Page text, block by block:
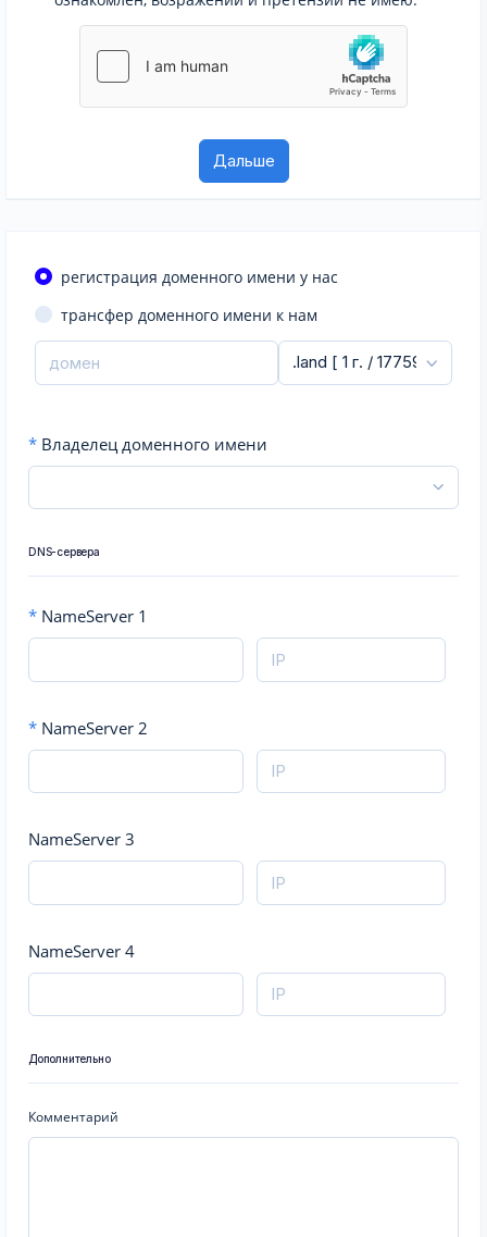
регистрация доменного имени у нас
трансфер доменного имени к нам
* Владелец доменного имени
DNS-сервера
* NameServer 1
* NameServer 2
NameServer 3
NameServer 4
Дополнительно
Комментарий